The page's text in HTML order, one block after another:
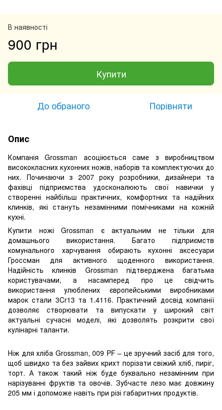
В наявності
900 грн
Купити
До обраного Порівняти
Опис
Компанія Grossman асоціюється саме з виробництвом
висококласних кухонних ножів, наборів та комплектуючих до
них. Починаючи з 2007 року розробники, дизайнери та
фахівці підприємства удосконалюють свої навички у
створенні найбільш практичних, комфортних та надійних
клинків, які стануть незамінними помічниками на кожній
кухні.
Купити ножі Grossman є актуальним не тільки для
домашнього використання. Багато підприємств
комунального харчування обирають кухонні аксесуари
Гроссман для активного щоденного використання.
Надійність клинків Grossman підтверджена багатьма
користувачами, а насамперед про це свідчить
використання улюблених європейськими виробниками
марок стали 3Cr13 та 1.4116. Практичний досвід компанії
дозволяє створювати та випускати у широкий світ
актуальні сучасні моделі, які дозволять розкрити свої
кулінарні таланти.
Ніж для хліба Grossman, 009 PF – це зручний засіб для того,
щоб швидко та без зайвих крихт порізати свіжий хліб, пиріг,
торт. А також такий ніж буде буквально незамінним при
нарізуванні фруктів та овочів. Зубчасте лезо має довжину
205 мм і допоможе навіть при різі габаритних продуктів.